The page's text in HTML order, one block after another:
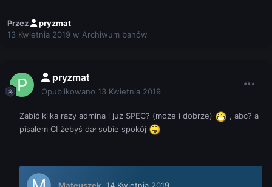
Przez
pryzmat
13 Kwietnia 2019 w Archiwum banów
pryzmat
Opublikowano 13 Kwietnia 2019
Zabić kilka razy admina i już SPEC? (może i dobrze)
, abc? a
pisałem CI żebyś dał sobie spokój
Mateuszek, 14 Kwietnia 2019